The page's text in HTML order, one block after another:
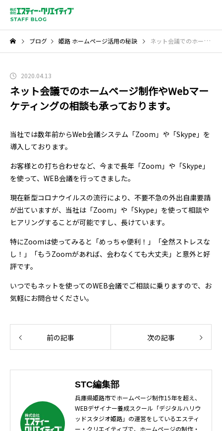
ブログ 姫路 ホームページ活用の秘訣 ネット会議でのホームページ制作やWebマーケティングの相談も承っております。
2020.04.13
ネット会議でのホームページ制作やWebマー
ケティングの相談も承っております。
当社では数年前からWeb会議システム「Zoom」や「Skype」を
導入しております。
お客様との打ち合わせなど、今まで長年「Zoom」や「Skype」
を使って、WEB会議を行ってきました。
現在新型コロナウイルスの流行により、不要不急の外出自粛要請
が出ていますが、当社は「Zoom」や「Skype」を使って相談や
ヒアリングすることが可能ですし、長けています。
特にZoomは使ってみると「めっちゃ便利！」「全然ストレスな
し！」「もうZoomがあれば、会わなくても大丈夫」と意外と好
評です。
いつでもネットを使ってのWEB会議でご相談に乗りますので、お
気軽にお問合せください。
前の記事 次の記事
STC編集部
兵庫県姫路市でホームページ制作15年を超え、
WEBデザイナー養成スクール「デジタルハリウ
ッドスタジオ姫路」の運営をしているエスティ
ー・クリエイティブで、ホームページの制作・